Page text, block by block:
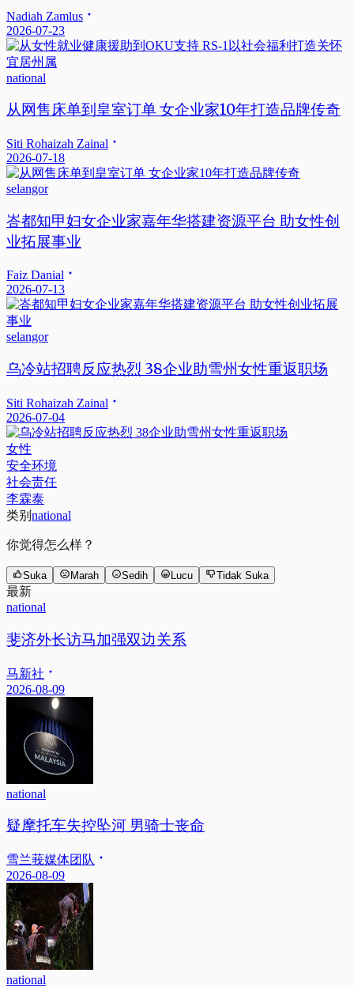
Nadiah Zamlus
2026-07-23
national
从网售床单到皇室订单 女企业家10年打造品牌传奇
Siti Rohaizah Zainal
2026-07-18
selangor
峇都知甲妇女企业家嘉年华搭建资源平台 助女性创
业拓展事业
Faiz Danial
2026-07-13
selangor
乌冷站招聘反应热烈 38企业助雪州女性重返职场
Siti Rohaizah Zainal
2026-07-04
女性
安全环境
社会责任
李霖泰
类别 national
你觉得怎么样？
Suka Marah Sedih Lucu Tidak Suka
最新
national
斐济外长访马加强双边关系
马新社
2026-08-09
national
疑摩托车失控坠河 男骑士丧命
雪兰莪媒体团队
2026-08-09
national